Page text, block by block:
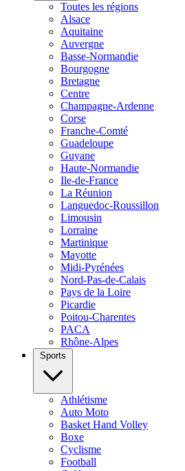
Toutes les régions
Alsace
Aquitaine
Auvergne
Basse-Normandie
Bourgogne
Bretagne
Centre
Champagne-Ardenne
Corse
Franche-Comté
Guadeloupe
Guyane
Haute-Normandie
Ile-de-France
La Réunion
Languedoc-Roussillon
Limousin
Lorraine
Martinique
Mayotte
Midi-Pyrénées
Nord-Pas-de-Calais
Pays de la Loire
Picardie
Poitou-Charentes
PACA
Rhône-Alpes
Sports
Athlétisme
Auto Moto
Basket Hand Volley
Boxe
Cyclisme
Football